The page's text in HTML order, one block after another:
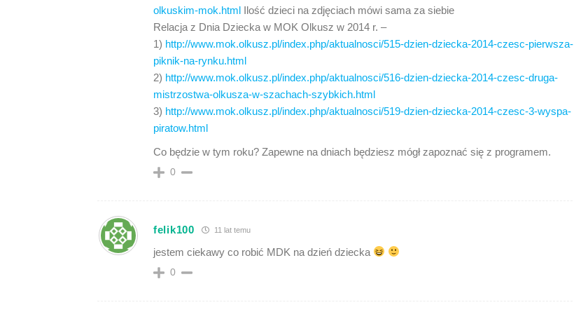
olkuskim-mok.html Ilość dzieci na zdjęciach mówi sama za siebie
Relacja z Dnia Dziecka w MOK Olkusz w 2014 r. –
1) http://www.mok.olkusz.pl/index.php/aktualnosci/515-dzien-dziecka-2014-czesc-pierwsza-
piknik-na-rynku.html
2) http://www.mok.olkusz.pl/index.php/aktualnosci/516-dzien-dziecka-2014-czesc-druga-
mistrzostwa-olkusza-w-szachach-szybkich.html
3) http://www.mok.olkusz.pl/index.php/aktualnosci/519-dzien-dziecka-2014-czesc-3-wyspa-
piratow.html
Co będzie w tym roku? Zapewne na dniach będziesz mógł zapoznać się z programem.
0
felik100 11 lat temu
jestem ciekawy co robić MDK na dzień dziecka
0